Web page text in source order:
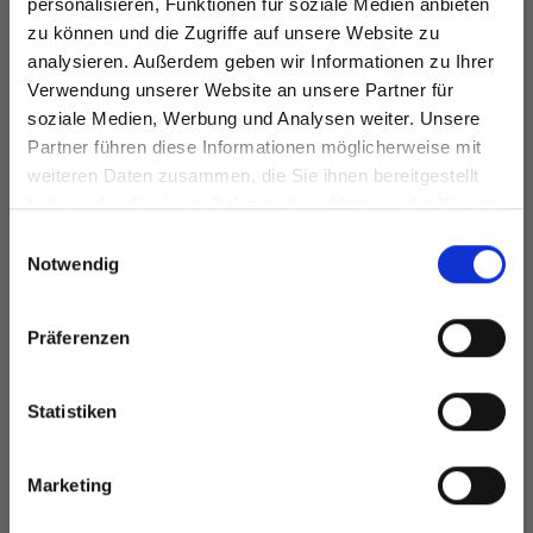
zu können und die Zugriffe auf unsere Website zu
analysieren. Außerdem geben wir Informationen zu Ihrer
Verwendung unserer Website an unsere Partner für
soziale Medien, Werbung und Analysen weiter. Unsere
Partner führen diese Informationen möglicherweise mit
weiteren Daten zusammen, die Sie ihnen bereitgestellt
haben oder die sie im Rahmen Ihrer Nutzung der Dienste
Notwendig
Präferenzen
Statistiken
Marketing
Angebot bis
31/08/2026
Alle Optionen
EUR 7.90
Alle Optionen
ANDERE HABEN SICH AUCH ANGESEHEN
Spare bis zu 50%
und erhalte exklusiven Zugang zu